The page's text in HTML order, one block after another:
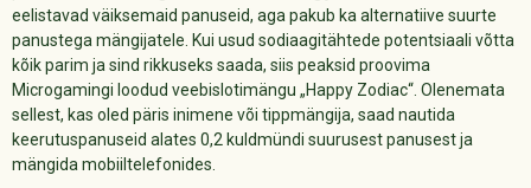
eelistavad väiksemaid panuseid, aga pakub ka alternatiive suurte
panustega mängijatele. Kui usud sodiaagitähtede potentsiaali võtta
kõik parim ja sind rikkuseks saada, siis peaksid proovima
Microgamingi loodud veebislotimängu „Happy Zodiac“. Olenemata
sellest, kas oled päris inimene või tippmängija, saad nautida
keerutuspanuseid alates 0,2 kuldmündi suurusest panusest ja
mängida mobiiltelefonides.